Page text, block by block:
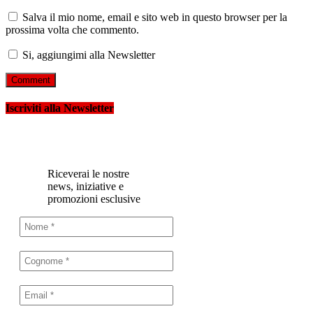
Salva il mio nome, email e sito web in questo browser per la
prossima volta che commento.
Si, aggiungimi alla Newsletter
Iscriviti alla Newsletter
Riceverai le nostre
news, iniziative e
promozioni esclusive